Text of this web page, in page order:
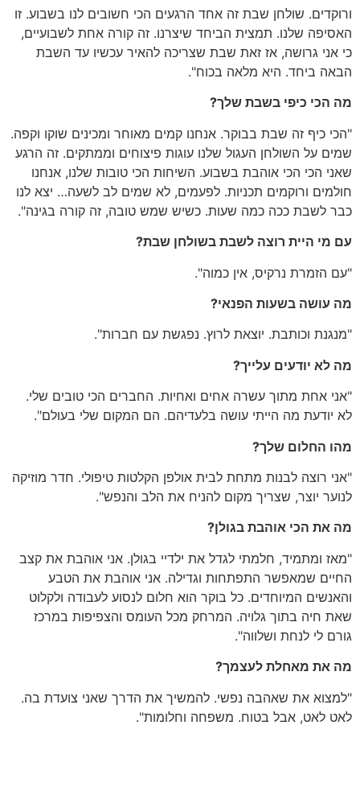
ורוקדים. שולחן שבת זה אחד הרגעים הכי חשובים לנו בשבוע. זו
האסיפה שלנו. תמצית הביחד שיצרנו. זה קורה אחת לשבועיים,
כי אני גרושה, אז זאת שבת שצריכה להאיר עכשיו עד השבת
הבאה ביחד. היא מלאה בכוח".
מה הכי כיפי בשבת שלך?
"הכי כיף זה שבת בבוקר. אנחנו קמים מאוחר ומכינים שוקו וקפה.
שמים על השולחן העגול שלנו עוגות פיצוחים וממתקים. זה הרגע
שאני הכי הכי אוהבת בשבוע. השיחות הכי טובות שלנו, אנחנו
חולמים ורוקמים תכניות. לפעמים, לא שמים לב לשעה… יצא לנו
כבר לשבת ככה כמה שעות. כשיש שמש טובה, זה קורה בגינה".
עם מי היית רוצה לשבת בשולחן שבת?
"עם הזמרת נרקיס, אין כמוה".
מה עושה בשעות הפנאי?
"מנגנת וכותבת. יוצאת לרוץ. נפגשת עם חברות".
מה לא יודעים עלייך?
"אני אחת מתוך עשרה אחים ואחיות. החברים הכי טובים שלי.
לא יודעת מה הייתי עושה בלעדיהם. הם המקום שלי בעולם".
מהו החלום שלך?
"אני רוצה לבנות מתחת לבית אולפן הקלטות טיפולי. חדר מוזיקה
לנוער יוצר, שצריך מקום להניח את הלב והנפש".
מה את הכי אוהבת בגולן?
"מאז ומתמיד, חלמתי לגדל את ילדיי בגולן. אני אוהבת את קצב
החיים שמאפשר התפתחות וגדילה. אני אוהבת את הטבע
והאנשים המיוחדים. כל בוקר הוא חלום לנסוע לעבודה ולקלוט
שאת חיה בתוך גלויה. המרחק מכל העומס והצפיפות במרכז
גורם לי לנחת ושלווה".
מה את מאחלת לעצמך?
"למצוא את שאהבה נפשי. להמשיך את הדרך שאני צועדת בה.
לאט לאט, אבל בטוח. משפחה וחלומות".